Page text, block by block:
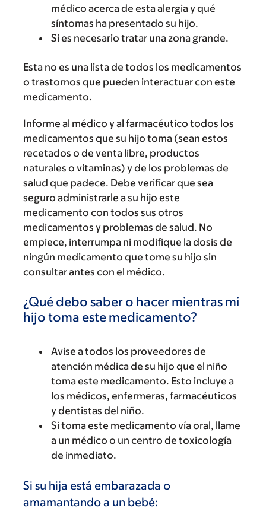
médico acerca de esta alergia y qué
síntomas ha presentado su hijo.
Si es necesario tratar una zona grande.
Esta no es una lista de todos los medicamentos
o trastornos que pueden interactuar con este
medicamento.
Informe al médico y al farmacéutico todos los
medicamentos que su hijo toma (sean estos
recetados o de venta libre, productos
naturales o vitaminas) y de los problemas de
salud que padece. Debe verificar que sea
seguro administrarle a su hijo este
medicamento con todos sus otros
medicamentos y problemas de salud. No
empiece, interrumpa ni modifique la dosis de
ningún medicamento que tome su hijo sin
consultar antes con el médico.
¿Qué debo saber o hacer mientras mi
hijo toma este medicamento?
Avise a todos los proveedores de
atención médica de su hijo que el niño
toma este medicamento. Esto incluye a
los médicos, enfermeras, farmacéuticos
y dentistas del niño.
Si toma este medicamento vía oral, llame
a un médico o un centro de toxicología
de inmediato.
Si su hija está embarazada o
amamantando a un bebé: